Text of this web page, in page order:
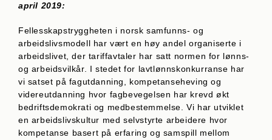
april 2019:
Fellesskapstryggheten i norsk samfunns- og
arbeidslivsmodell har vært en høy andel organiserte i
arbeidslivet, der tariffavtaler har satt normen for lønns-
og arbeids­vilkår. I stedet for lavtlønnskon­kur­ranse har
vi satset på fagutdanning, kompetanse­heving og
videreut­dann­ing hvor fagbevegelsen har krevd økt
bedriftsdemokrati og med­bestemm­else. Vi har ut­viklet
en arbeidslivskultur med selvstyrte arbeidere hvor
kompetanse basert på er­far­ing og samspill mellom